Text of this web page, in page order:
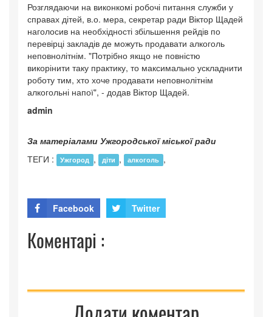
Розглядаючи на виконкомі робочі питання служби у
справах дітей, в.о. мера, секретар ради Віктор Щадей
наголосив на необхідності збільшення рейдів по
перевірці закладів де можуть продавати алкоголь
неповнолітнім. "Потрібно якщо не повністю
викорінити таку практику, то максимально ускладнити
роботу тим, хто хоче продавати неповнолітнім
алкогольні напої", - додав Віктор Щадей.
admin
За матеріалами Ужгородської міської ради
ТЕГИ :
Ужгород , діти , алкоголь ,
Facebook Twitter
Коментарі :